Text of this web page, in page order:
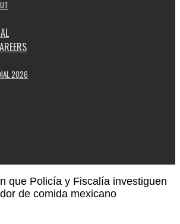
2026
que Policía y Fiscalía investiguen
de comida mexicano